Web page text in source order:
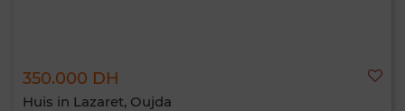
350.000 DH
Huis in Lazaret, Oujda